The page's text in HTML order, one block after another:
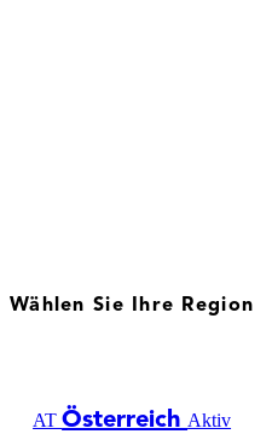
Wählen Sie Ihre Region
ATÖsterreichAktiv